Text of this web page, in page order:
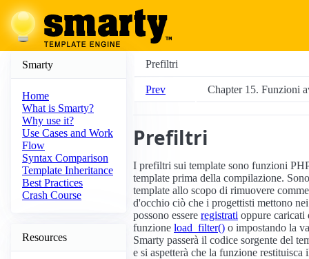
Smarty
Home
What is Smarty?
Why use it?
Use Cases and Work
Flow
Syntax Comparison
Template Inheritance
Best Practices
Crash Course
Resources
Prefiltri
Prev Chapter 15. Funzioni
Prefiltri
I prefiltri sui template sono funzioni
template prima della compilazione.
template allo scopo di rimuovere
d'occhio ciò che i progettisti mettono
possono essere registrati oppure caricati
funzione load_filter() o impostando la
Smarty passerà il codice sorgente del
e si aspetterà che la funzione restituisca